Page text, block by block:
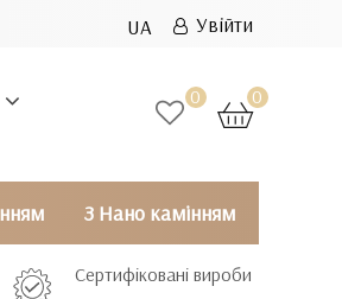
UA Увійти
0 0
З Нано камінням
Сертифіковані вироби